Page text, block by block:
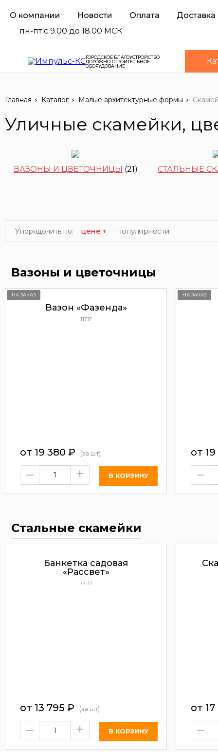
О компании Новости Оплата
Доставка
пн-пт с 9.00 до 18.00 МСК
ГОРОДСКОЕ БЛАГОУСТРОЙСТВО
ДОРОЖНО-СТРОИТЕЛЬНОЕ
ОБОРУДОВАНИЕ
Главная Каталог Малые архитектурные формы
Уличные скамейки,
ВАЗОНЫ И ЦВЕТОЧНИЦЫ (21) СТАЛЬНЫЕ
Упорядочить по: цене ↑ популярности
Вазоны и цветочницы
Вазон «Фазенда»
11717
НА ЗАКАЗ
от 19 380 ₽ (за шт)
– +
НА ЗАКАЗ
от
–
Стальные скамейки
Банкетка садовая
«Рассвет»
77117
от 13 795 ₽ (за шт)
– +
от
–